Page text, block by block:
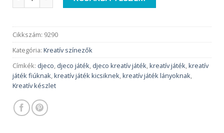
Cikkszám: 9290
Kategória: Kreatív színezők
Címkék: djeco, djeco játék, djeco kreatív játék,kreatív játék,kreatív
játék fiúknak,kreatív játék kicsiknek,kreatív játék lányoknak,
Kreatív készlet